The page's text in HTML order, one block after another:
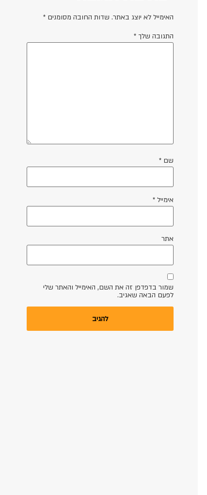
האימייל לא יוצג באתר. שדות החובה מסומנים*
התגובה שלך*
שם*
אימייל*
אתר
שמור בדפדפן זה את השם, האימייל והאתר שלי
לפעם הבאה שאגיב.